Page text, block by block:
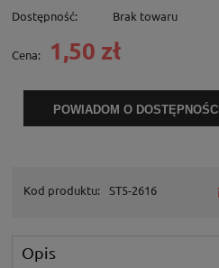
Dostępność: Brak towaru
Cena: 1,50 zł
POWIADOM O DOSTĘPNOŚCI
Kod produktu: ST5-2616
Opis